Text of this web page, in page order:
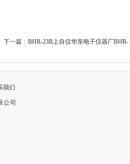
一篇 : BHR-23B上自仪华东电子仪器厂BHR-
我们
公司